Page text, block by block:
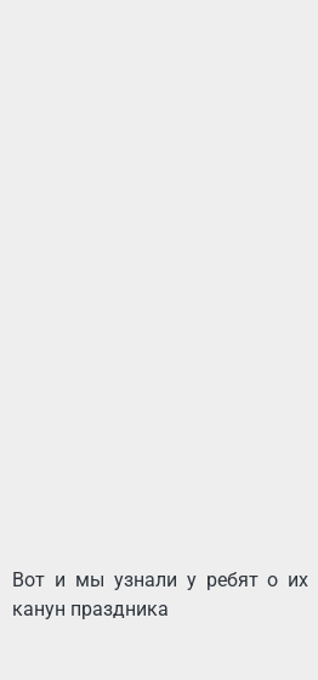
Вот и мы узнали у ребят о их
канун праздника